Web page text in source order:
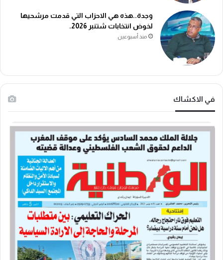
وجدة..هذه هي الاحزاب التي قدمت مرشحيها
لخوض انتخابات شتنبر 2026.
منذ أسبوعين
في الاكشاك